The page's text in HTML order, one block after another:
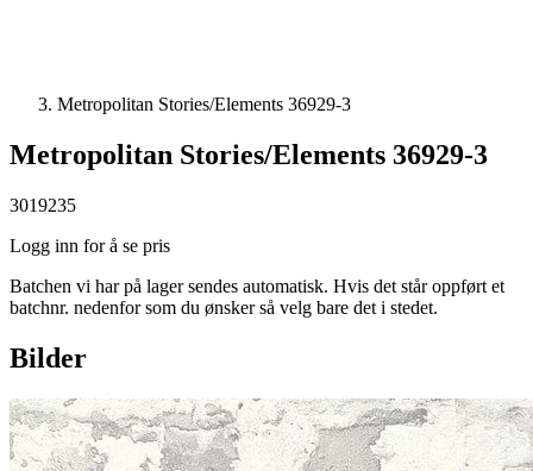
Metropolitan Stories/Elements 36929-3
Metropolitan Stories/Elements 36929-3
3019235
Logg inn for å se pris
Batchen vi har på lager sendes automatisk. Hvis det står oppført et
batchnr. nedenfor som du ønsker så velg bare det i stedet.
Bilder